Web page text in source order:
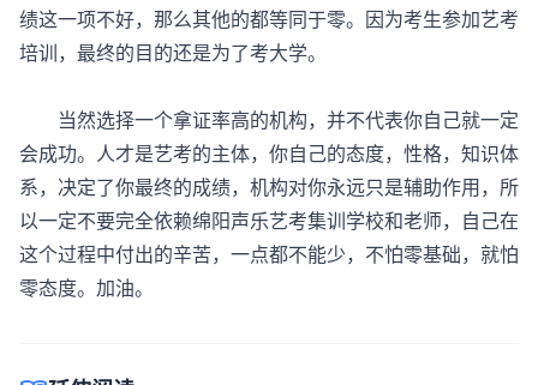
绩这一项不好，那么其他的都等同于零。因为考生参加艺考
培训，最终的目的还是为了考大学。
当然选择一个拿证率高的机构，并不代表你自己就一定
会成功。人才是艺考的主体，你自己的态度，性格，知识体
系，决定了你最终的成绩，机构对你永远只是辅助作用，所
以一定不要完全依赖绵阳声乐艺考集训学校和老师，自己在
这个过程中付出的辛苦，一点都不能少，不怕零基础，就怕
零态度。加油。